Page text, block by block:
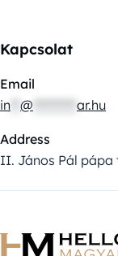
Kapcsolat
Email
in @ ar.hu
Address
II. János Pál pápa